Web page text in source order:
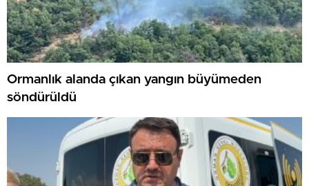
Ormanlık alanda çıkan yangın büyümeden
söndürüldü